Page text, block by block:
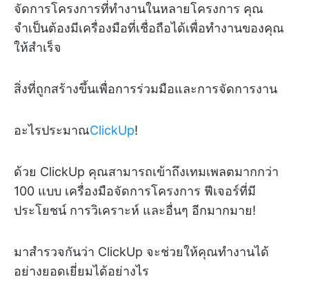
จัดการโครงการที่ทำงานในหลายโครงการ คุณ
จำเป็นต้องมีเครื่องมือที่เชื่อถือได้เพื่อทำงานของคุณ
ให้สำเร็จ
สิ่งที่ถูกสร้างขึ้นเพื่อการร่วมมือและการจัดการงาน
อะไรประมาณClickUp!
ด้วย ClickUp คุณสามารถเข้าถึงเทมเพลตมากกว่า
100 แบบ เครื่องมือจัดการโครงการ ฟีเจอร์ที่มี
ประโยชน์ การวิเคราะห์ และอื่นๆ อีกมากมาย!
มาสำรวจกันว่า ClickUp จะช่วยให้คุณทำงานได้
อย่างยอดเยี่ยมได้อย่างไร